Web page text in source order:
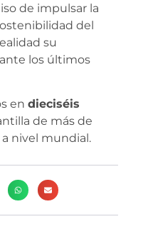
de impulsar la
del
su
los últimos
en dieciséis
de más de
nivel mundial.